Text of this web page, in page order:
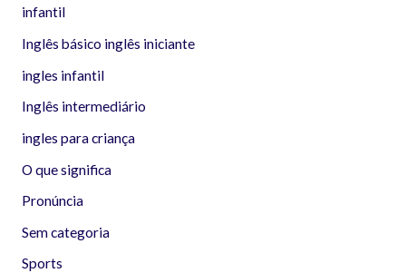
infantil
Inglês básico inglês iniciante
ingles infantil
Inglês intermediário
ingles para criança
O que significa
Pronúncia
Sem categoria
Sports